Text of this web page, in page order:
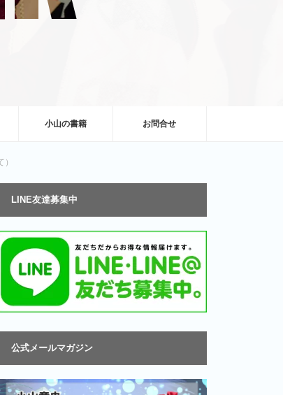
小山の書籍 お問合せ
LINE友達募集中
公式メールマガジン